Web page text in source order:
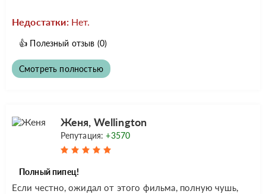
Недостатки: Нет.
👍 Полезный отзыв (0)
Смотреть полностью
Женя, Wellington
Репутация:+3570
Полный пипец!
Если честно, ожидал от этого фильма, полную чушь,